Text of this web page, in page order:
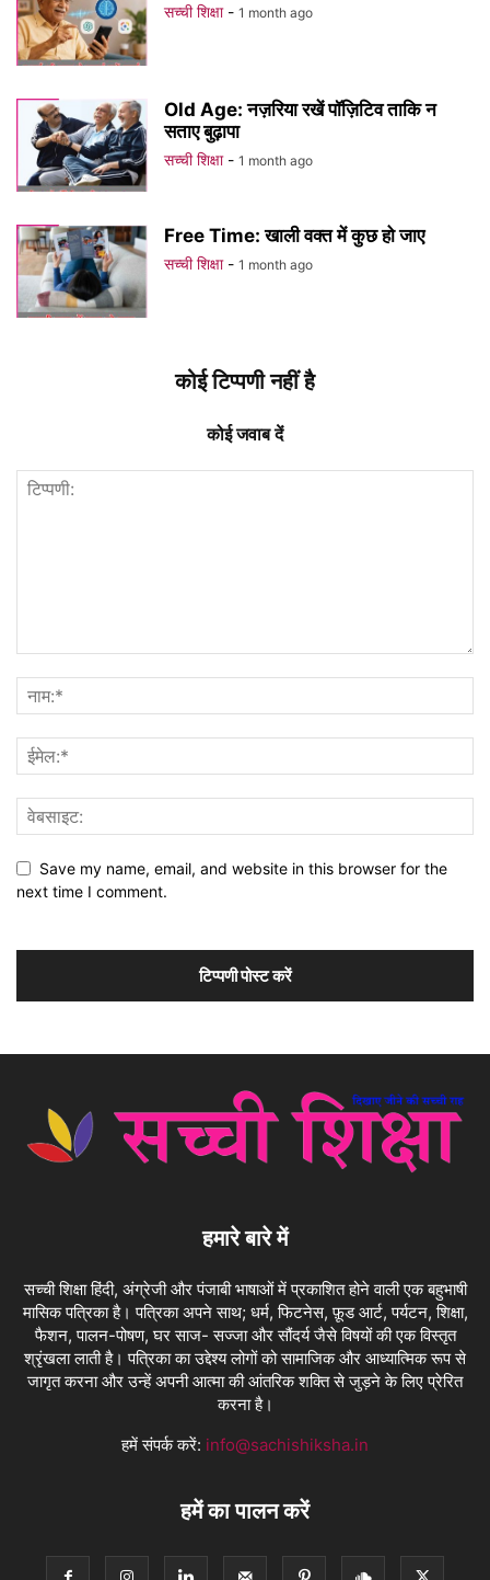
सच्ची शिक्षा - 1 month ago
Old Age: नज़रिया रखें पॉज़िटिव ताकि न
सताए बुढ़ापा
सच्ची शिक्षा - 1 month ago
Free Time: खाली वक्त में कुछ हो जाए
सच्ची शिक्षा - 1 month ago
कोई टिप्पणी नहीं है
कोई जवाब दें
Save my name, email, and website in this browser for the
next time I comment.
हमारे बारे में
सच्ची शिक्षा हिंदी, अंग्रेजी और पंजाबी भाषाओं में प्रकाशित होने वाली एक बहुभाषी
मासिक पत्रिका है। पत्रिका अपने साथ; धर्म, फिटनेस, फ़ूड आर्ट, पर्यटन, शिक्षा,
फैशन, पालन-पोषण, घर साज- सज्जा और सौंदर्य जैसे विषयों की एक विस्तृत
श्रृंखला लाती है। पत्रिका का उद्देश्य लोगों को सामाजिक और आध्यात्मिक रूप से
जागृत करना और उन्हें अपनी आत्मा की आंतरिक शक्ति से जुड़ने के लिए प्रेरित
करना है।
हमें संपर्क करें: info@sachishiksha.in
हमें का पालन करें